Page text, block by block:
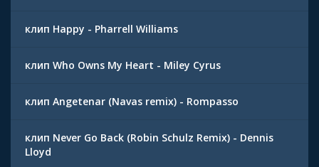
клип Happy - Pharrell Williams
клип Who Owns My Heart - Miley Cyrus
клип Angetenar (Navas remix) - Rompasso
клип Never Go Back (Robin Schulz Remix) - Dennis
Lloyd